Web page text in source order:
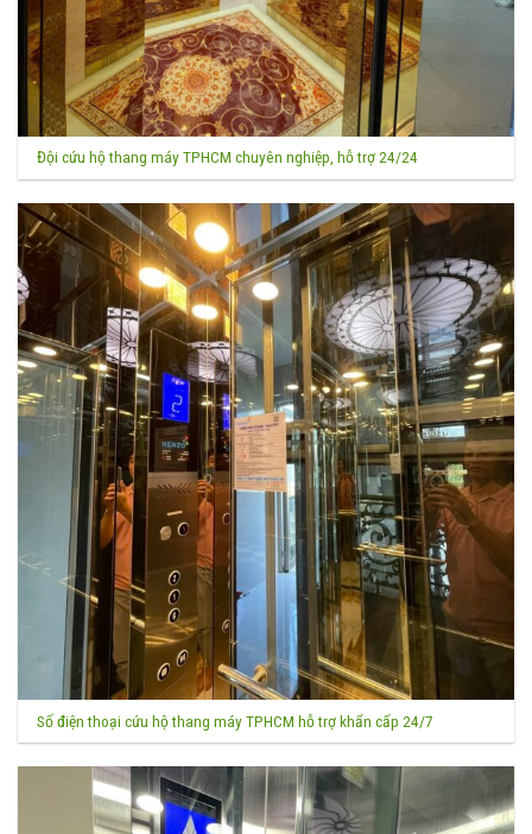
Đội cứu hộ thang máy TPHCM chuyên nghiệp, hỗ trợ 24/24
Số điện thoại cứu hộ thang máy TPHCM hỗ trợ khẩn cấp 24/7